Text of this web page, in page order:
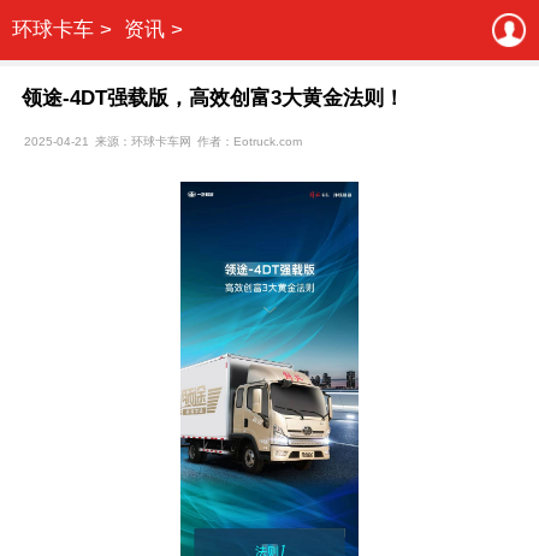
环球卡车 > 资讯 >
领途-4DT强载版，高效创富3大黄金法则！
2025-04-21 来源：环球卡车网 作者：Eotruck.com